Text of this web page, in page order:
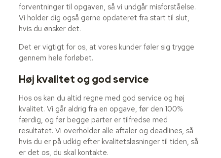
forventninger til opgaven, så vi undgår misforståelse.
Vi holder dig også gerne opdateret fra start til slut,
hvis du ønsker det.
Det er vigtigt for os, at vores kunder føler sig trygge
gennem hele forløbet.
Høj kvalitet og god service
Hos os kan du altid regne med god service og høj
kvalitet. Vi går aldrig fra en opgave, før den 100%
færdig, og før begge parter er tilfredse med
resultatet. Vi overholder alle aftaler og deadlines, så
hvis du er på udkig efter kvalitetsløsninger til tiden, så
er det os, du skal kontakte.